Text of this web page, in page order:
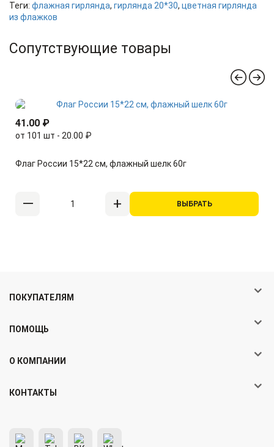
Теги: флажная гирлянда, гирлянда 20*30, цветная гирлянда
из флажков
Сопутствующие товары
41.00 ₽
от 101 шт - 20.00 ₽
Флаг России 15*22 см, флажный шелк 60г
ВЫБРАТЬ
КОНТАКТЫ
ПОКУПАТЕЛЯМ
ПОМОЩЬ
О КОМПАНИИ